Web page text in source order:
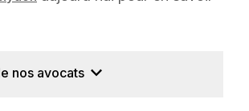
nos avocats